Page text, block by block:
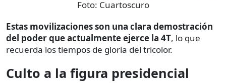
Foto: Cuartoscuro
Estas movilizaciones son una clara demostración
del poder que actualmente ejerce la 4T, lo que
recuerda los tiempos de gloria del tricolor.
Culto a la figura presidencial